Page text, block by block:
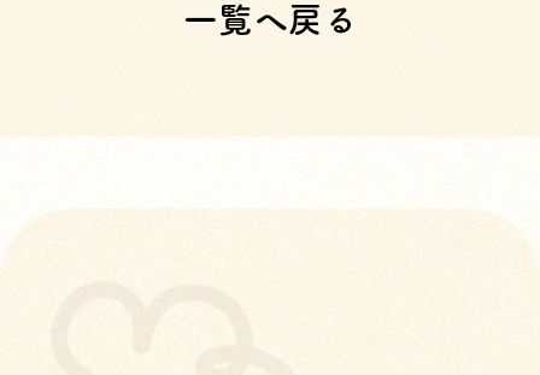
一覧へ戻る